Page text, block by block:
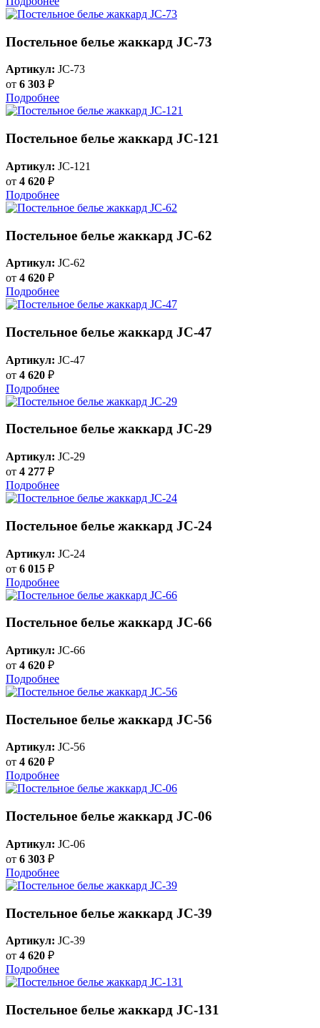
Постельное белье жаккард JC-73
Артикул: JC-73
от 6 303 ₽
Подробнее
Постельное белье жаккард JC-121
Артикул: JC-121
от 4 620 ₽
Подробнее
Постельное белье жаккард JC-62
Артикул: JC-62
от 4 620 ₽
Подробнее
Постельное белье жаккард JC-47
Артикул: JC-47
от 4 620 ₽
Подробнее
Постельное белье жаккард JC-29
Артикул: JC-29
от 4 277 ₽
Подробнее
Постельное белье жаккард JC-24
Артикул: JC-24
от 6 015 ₽
Подробнее
Постельное белье жаккард JC-66
Артикул: JC-66
от 4 620 ₽
Подробнее
Постельное белье жаккард JC-56
Артикул: JC-56
от 4 620 ₽
Подробнее
Постельное белье жаккард JC-06
Артикул: JC-06
от 6 303 ₽
Подробнее
Постельное белье жаккард JC-39
Артикул: JC-39
от 4 620 ₽
Подробнее
Постельное белье жаккард JC-131